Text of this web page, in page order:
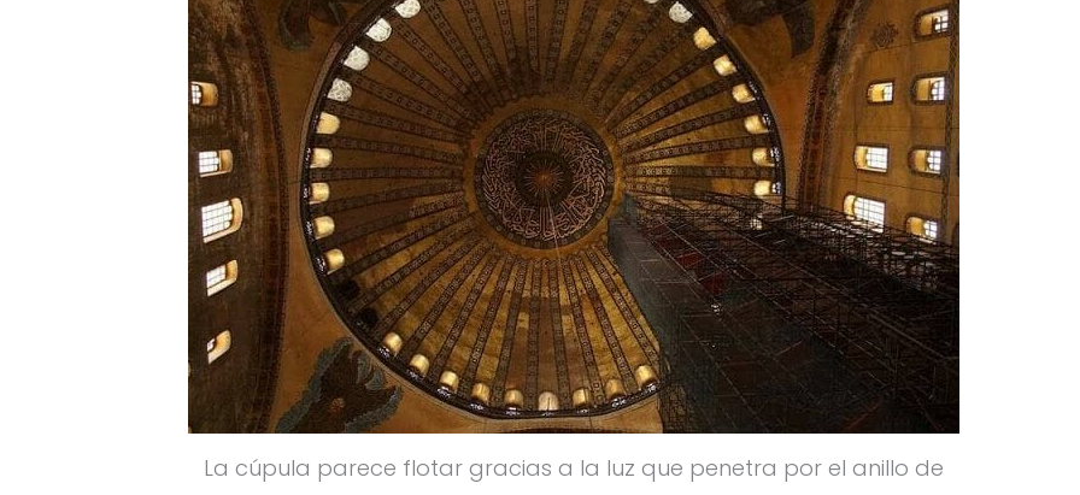
La cúpula parece flotar gracias a la luz que penetra por el anillo de